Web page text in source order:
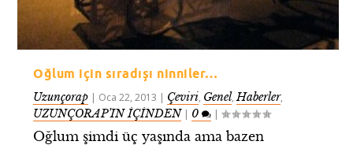
Oğlum için sıradışı ninniler…
Uzunçorap | Oca 22, 2013 | Çeviri, Genel,Haberler,
UZUNÇORAP’IN İÇİNDEN| 0 |
Oğlum şimdi üç yaşında ama bazen